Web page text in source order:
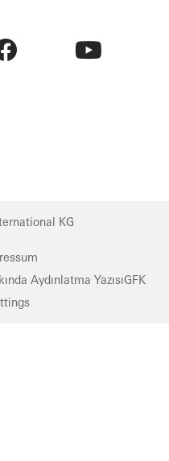
KG
Aydınlatma YazısıGFK